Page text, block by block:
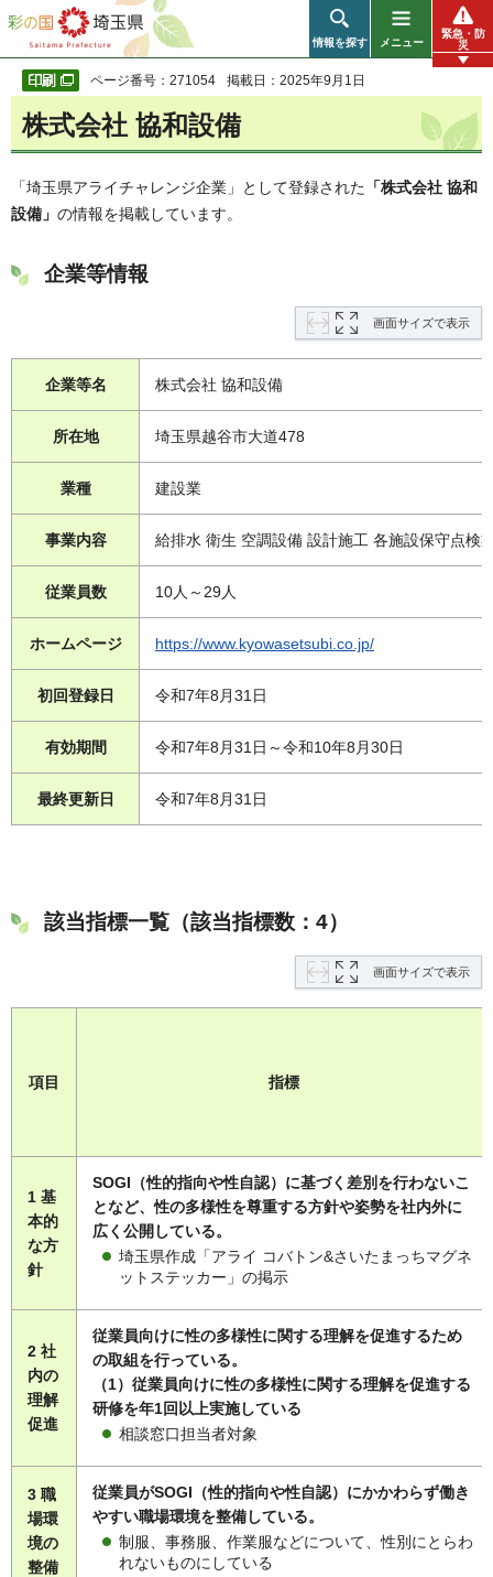
彩の国 埼玉県
情報を探す メニュー
緊急・防
災
ページ番号：271054 掲載日：2025年9月1日
株式会社 協和設備
「埼玉県アライチャレンジ企業」として登録された 「株式会社 協和
設備 」 の情報を掲載しています。
企業等情報
画面サイズで表示
企業等名 株式会社 協和設備
所在地 埼玉県越谷市大道478
業種 建設業
事業内容 給排水 衛生 空調設備 設計施工 各施設保守点検
従業員数 10人～29人
ホームページ https://www.kyowasetsubi.co.jp/
初回登録日 令和7年8月31日
有効期間 令和7年8月31日～令和10年8月30日
最終更新日 令和7年8月31日
該当指標一覧（該当指標数：4）
画面サイズで表示
項目 指標
1 基
本的
な方
針
SOGI（性的指向や性自認）に基づく差別を行わないこ
となど、性の多様性を尊重する方針や姿勢を社内外に
広く公開している。
埼玉県作成「アライ コバトン&さいたまっちマグネ
ットステッカー」の掲示
2 社
内の
理解
促進
従業員向けに性の多様性に関する理解を促進するため
の取組を行っている。
（1）従業員向けに性の多様性に関する理解を促進する
研修を年1回以上実施している
相談窓口担当者対象
3 職
場環
境の
整備
従業員がSOGI（性的指向や性自認）にかかわらず働き
やすい職場環境を整備している。
制服、事務服、作業服などについて、性別にとらわ
れないものにしている